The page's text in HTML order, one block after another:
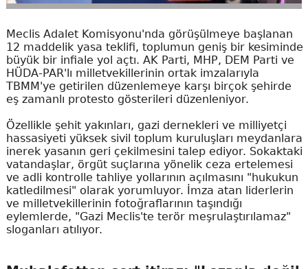
Meclis Adalet Komisyonu'nda görüşülmeye başlanan
12 maddelik yasa teklifi, toplumun geniş bir kesiminde
büyük bir infiale yol açtı. AK Parti, MHP, DEM Parti ve
HÜDA-PAR'lı milletvekillerinin ortak imzalarıyla
TBMM'ye getirilen düzenlemeye karşı birçok şehirde
eş zamanlı protesto gösterileri düzenleniyor.
Özellikle şehit yakınları, gazi dernekleri ve milliyetçi
hassasiyeti yüksek sivil toplum kuruluşları meydanlara
inerek yasanın geri çekilmesini talep ediyor. Sokaktaki
vatandaşlar, örgüt suçlarına yönelik ceza ertelemesi
ve adli kontrolle tahliye yollarının açılmasını "hukukun
katledilmesi" olarak yorumluyor. İmza atan liderlerin
ve milletvekillerinin fotoğraflarının taşındığı
eylemlerde, "Gazi Meclis'te terör meşrulaştırılamaz"
sloganları atılıyor.